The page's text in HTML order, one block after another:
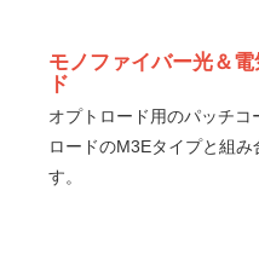
モノファイバー光＆
ド
オプトロード用のパッチコ
ロードのM3Eタイプと組み
す。